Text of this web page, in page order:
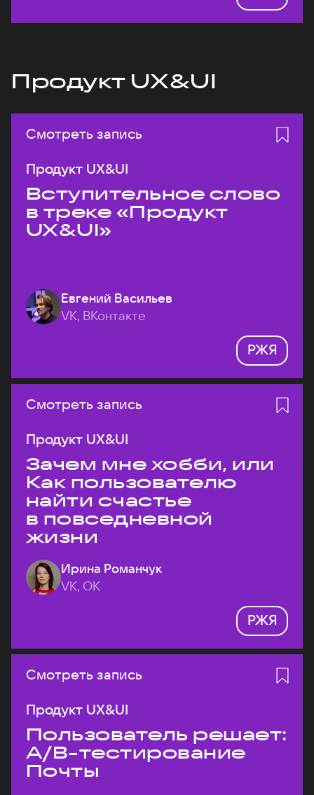
Продукт UX&UI
Смотреть запись
Продукт UX&UI
Вступительное слово
в треке «Продукт
UX&UI»
Евгений Васильев
VK, ВКонтакте
РЖЯ
Смотреть запись
Продукт UX&UI
Зачем мне хобби, или
Как пользователю
найти счастье
в повседневной
жизни
Ирина Романчук
VK, ОК
РЖЯ
Смотреть запись
Продукт UX&UI
Пользователь решает:
A/B-тестирование
Почты